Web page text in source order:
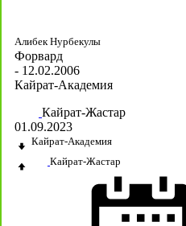
Алибек Нурбекулы
Форвард
- 12.02.2006
Кайрат-Академия
Кайрат-Жастар
01.09.2023
Кайрат-Академия
Кайрат-Жастар